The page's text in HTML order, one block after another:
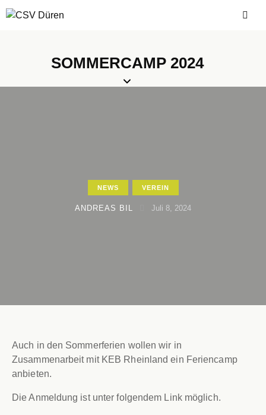
SOMMERCAMP 2024
NEWS VEREIN
ANDREAS BIL Juli 8, 2024
Auch in den Sommerferien wollen wir in
Zusammenarbeit mit KEB Rheinland ein Feriencamp
anbieten.
Die Anmeldung ist unter folgendem Link möglich.